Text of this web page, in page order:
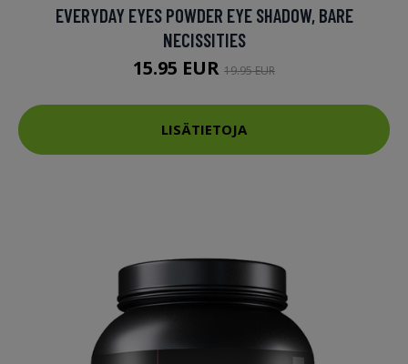
EVERYDAY EYES POWDER EYE SHADOW, BARE
NECISSITIES
15.95 EUR 19.95 EUR
LISÄTIETOJA